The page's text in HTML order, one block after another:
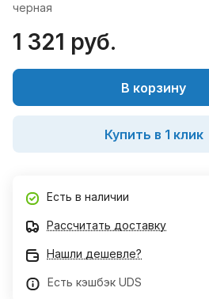
черная
1 321 руб.
В корзину
Купить в 1 клик
Есть в наличии
Рассчитать доставку
Нашли дешевле?
Есть кэшбэк UDS